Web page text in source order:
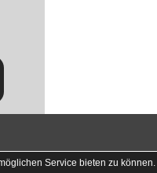
Service bieten zu